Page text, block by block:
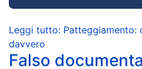
Leggi tutto: Patteggiamento:
davvero
Falso